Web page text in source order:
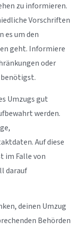
zu informieren.
Vorschriften
es um den
geht. Informiere
oder
benötigst.
Umzugs gut
werden.
Auf diese
im Falle von
darauf
deinen Umzug
Behörden